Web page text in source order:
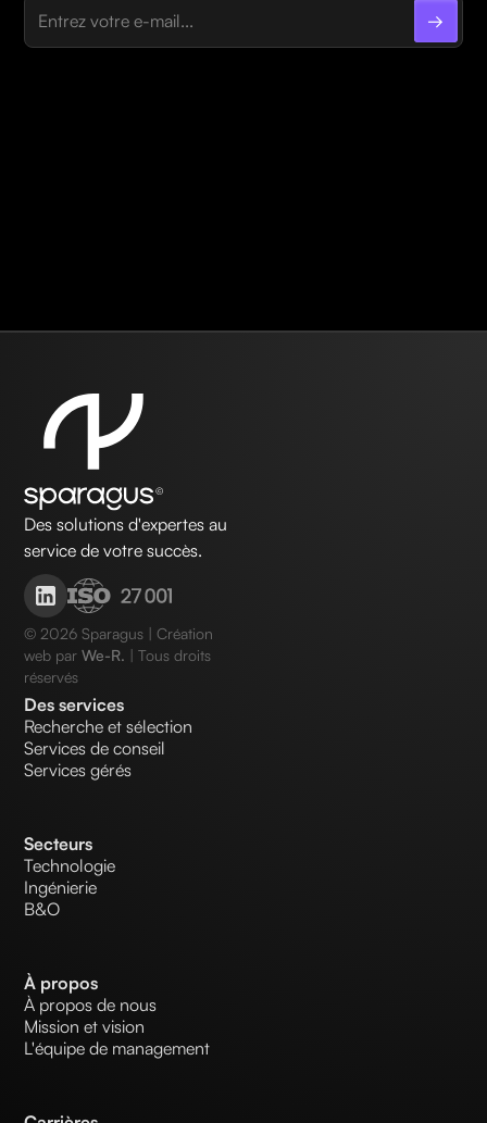
Des solutions d'expertes au
service de votre succès.
© 2026 Sparagus | Création
web parWe-R. | Tous droits
réservés
Des services
Recherche et sélection
Services de conseil
Services gérés
Secteurs
Technologie
Ingénierie
B&O
À propos
À propos de nous
Mission et vision
L'équipe de management